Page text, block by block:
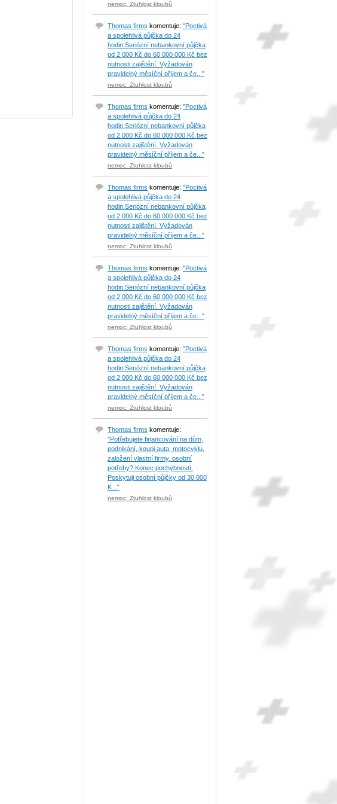
nemoc: Ztuhlost kloubů
Thomas firms komentuje: "Poctivá
a spolehlivá půjčka do 24
hodin.Seriózní nebankovní půjčka
od 2 000 Kč do 60 000 000 Kč bez
nutnosti zajištění. Vyžadován
pravidelný měsíční příjem a če..."
nemoc: Ztuhlost kloubů
Thomas firms komentuje: "Poctivá
a spolehlivá půjčka do 24
hodin.Seriózní nebankovní půjčka
od 2 000 Kč do 60 000 000 Kč bez
nutnosti zajištění. Vyžadován
pravidelný měsíční příjem a če..."
nemoc: Ztuhlost kloubů
Thomas firms komentuje: "Poctivá
a spolehlivá půjčka do 24
hodin.Seriózní nebankovní půjčka
od 2 000 Kč do 60 000 000 Kč bez
nutnosti zajištění. Vyžadován
pravidelný měsíční příjem a če..."
nemoc: Ztuhlost kloubů
Thomas firms komentuje: "Poctivá
a spolehlivá půjčka do 24
hodin.Seriózní nebankovní půjčka
od 2 000 Kč do 60 000 000 Kč bez
nutnosti zajištění. Vyžadován
pravidelný měsíční příjem a če..."
nemoc: Ztuhlost kloubů
Thomas firms komentuje: "Poctivá
a spolehlivá půjčka do 24
hodin.Seriózní nebankovní půjčka
od 2 000 Kč do 60 000 000 Kč bez
nutnosti zajištění. Vyžadován
pravidelný měsíční příjem a če..."
nemoc: Ztuhlost kloubů
Thomas firms komentuje:
"Potřebujete financování na dům,
podnikání, koupi auta, motocyklu,
založení vlastní firmy, osobní
potřeby? Konec pochybností.
Poskytuji osobní půjčky od 30 000
K..."
nemoc: Ztuhlost kloubů